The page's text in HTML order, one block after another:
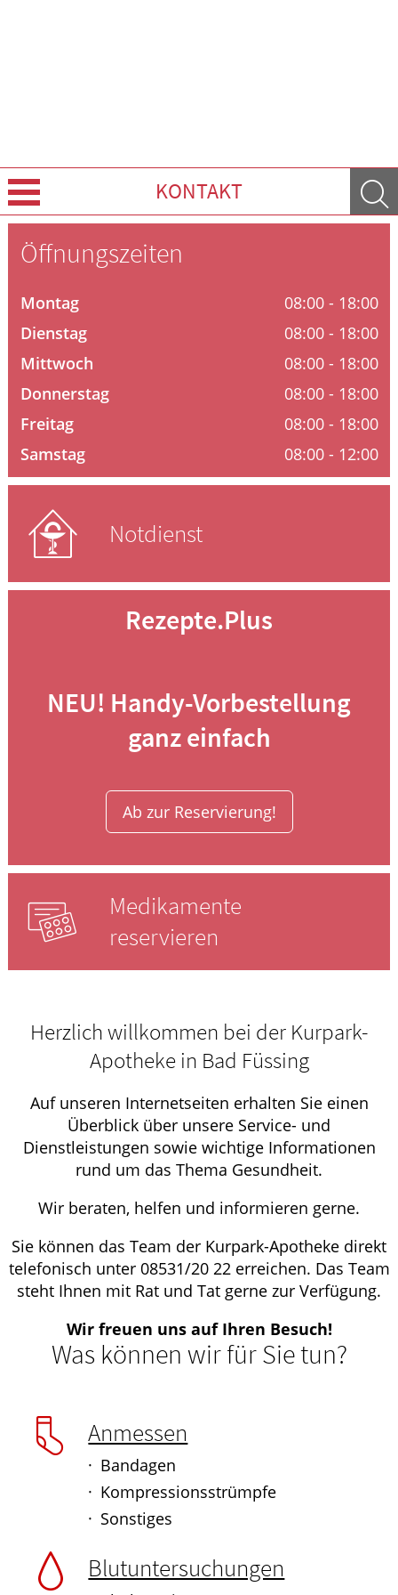
KONTAKT
Leistungen
Krankheiten & Therapie
ELTERN UND KIND
Öffnungszeiten
Montag
08:00 - 18:00
Dienstag
08:00 - 18:00
Mittwoch
08:00 - 18:00
Donnerstag
08:00 - 18:00
Freitag
08:00 - 18:00
Samstag
08:00 - 12:00
Notdienst
Rezepte.Plus
NEU! Handy-Vorbestellung
ganz einfach
Ab zur Reservierung!
Medikamente
reservieren
Herzlich willkommen bei der Kurpark-
Apotheke in Bad Füssing
Auf unseren Internetseiten erhalten Sie einen
Überblick über unsere Service- und
Dienstleistungen sowie wichtige Informationen
rund um das Thema Gesundheit.
Wir beraten, helfen und informieren gerne.
Sie können das Team der Kurpark-Apotheke direkt
telefonisch unter 08531/20 22 erreichen. Das Team
steht Ihnen mit Rat und Tat gerne zur Verfügung.
Wir freuen uns auf Ihren Besuch!
Was können wir für Sie tun?
Anmessen
Bandagen
Kompressionsstrümpfe
Sonstiges
Blutuntersuchungen